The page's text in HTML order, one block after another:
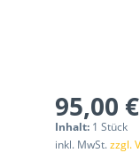
95,00
Inhalt: 1 Stück
inkl. MwSt.zzgl.